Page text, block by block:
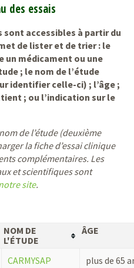
des essais
sont accessibles à partir du
de lister et de trier : le
un médicament ou une
; le nom de l’étude
identifier celle-ci) ; l’âge ;
; ou l’indication sur le
de l’étude (deuxième
la fiche d’essai clinique
complémentaires. Les
et scientifiques sont
site.
NOM DE
L'ÉTUDE
ÂGE
CARMYSAP plus de 65